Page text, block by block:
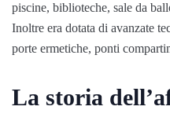
piscine, biblioteche, sale da
Inoltre era dotata di avanzate
porte ermetiche, ponti
La storia